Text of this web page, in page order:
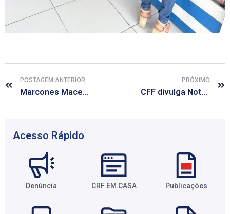
POSTAGEM ANTERIOR
Marcones Macedo: o farmacêutico comunitário na linha de frente contra a desinformação em saúde
PRÓXIMO
CFF divulga Nota Técnica sobre Diretrizes de Conformidade e Boas Práticas na Atuação Farmacêutica em Tricologia
Acesso Rápido
Denúncia CRF EM CASA Publicações